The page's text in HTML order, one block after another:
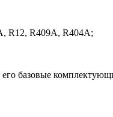
R12, R409A, R404A;
базовые